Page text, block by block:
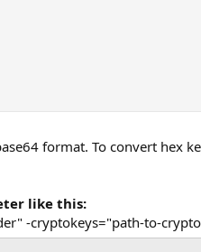
format. To convert hex
like this:
-cryptokeys="path-to-